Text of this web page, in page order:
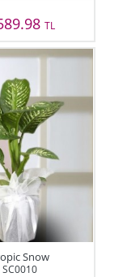
TL
Snow
SC0010